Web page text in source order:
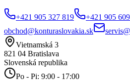
+421 905 327 819
+421 905
obchod@konturaslovakia.sk
Vietnamská 3
821 04 Bratislava
Slovenská republika
Po - Pi: 9:00 - 17:00